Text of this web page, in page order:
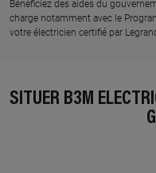
Bénéficiez des aides du
charge notamment avec le
votre électricien certifié par
SITUER B3M